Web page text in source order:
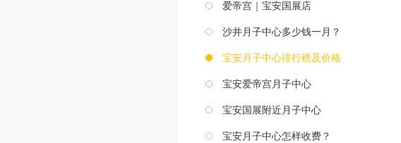
爱帝宫｜宝安国展店
沙井月子中心多少钱一月？
宝安月子中心排行榜及价格
宝安爱帝宫月子中心
宝安国展附近月子中心
宝安月子中心怎样收费？